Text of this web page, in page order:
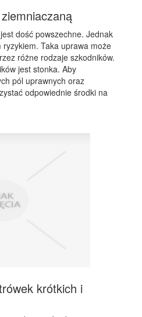
dość powszechne. Jednak
Taka uprawa może
różne rodzaje szkodników.
jest stonka. Aby
pól uprawnych oraz
odpowiednie środki na
krótkich i